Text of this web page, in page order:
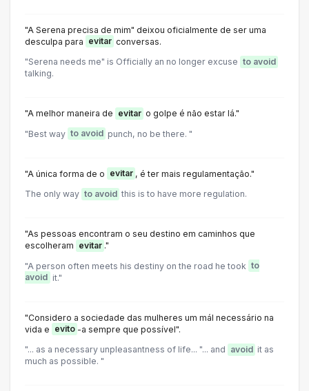
"A Serena precisa de mim" deixou oficialmente de ser uma
desculpa para evitar conversas.
"Serena needs me" is Officially an no longer excuse to avoid
talking.
"A melhor maneira de evitar o golpe é não estar lá."
"Best way to avoid punch, no be there. "
"A única forma de o evitar , é ter mais regulamentação."
The only way to avoid this is to have more regulation.
"As pessoas encontram o seu destino em caminhos que
escolheram evitar ."
"A person often meets his destiny on the road he took to
avoid it."
"Considero a sociedade das mulheres um mál necessário na
vida e evito -a sempre que possível".
"... as a necessary unpleasantness of life... "... and avoid it as
much as possible. "